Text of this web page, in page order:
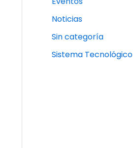
Noticias
Sin categoría
Sistema Tecnológico